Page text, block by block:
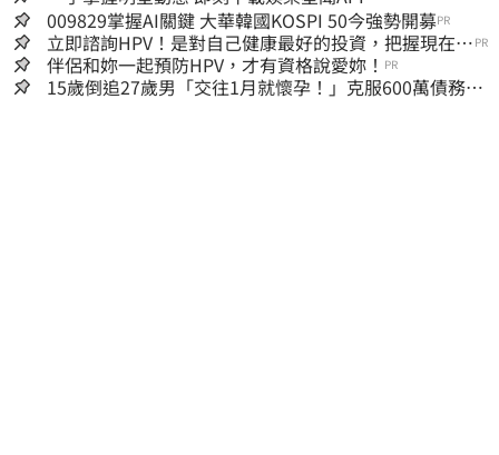
009829掌握AI關鍵 大華韓國KOSPI 50今強勢開募PR
立即諮詢HPV！是對自己健康最好的投資，把握現在不
嫌晚！
PR
伴侶和妳一起預防HPV，才有資格說愛妳！ PR
15歲倒追27歲男「交往1月就懷孕！」克服600萬債務